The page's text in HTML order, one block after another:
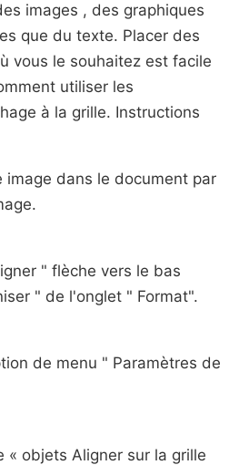
images , des graphiques
que du texte. Placer des
vous le souhaitez est facile
utiliser les
à la grille. Instructions
image dans le document par
" flèche vers le bas
" de l'onglet " Format".
de menu " Paramètres de
« objets Aligner sur la grille